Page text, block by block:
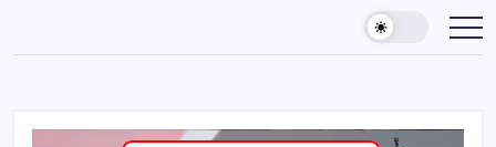
content